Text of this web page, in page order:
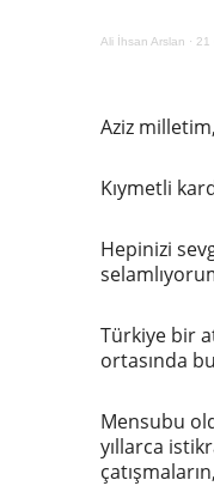
Ali İhsan Arslan · 21
Aziz milletim,
Kıymetli
Hepinizi
Türkiye bir
ortasında
Mensubu
yıllarca